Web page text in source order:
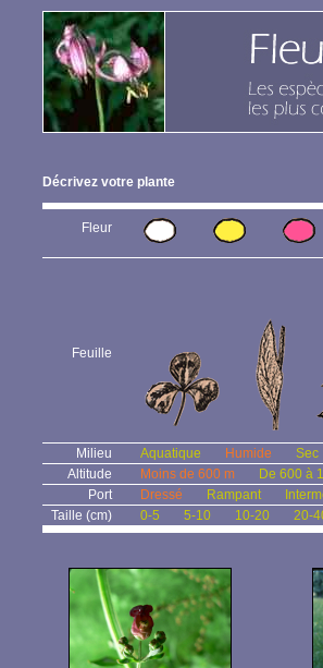
Décrivez votre plante
Fleur
Feuille
Milieu Aquatique Humide
Sec
Altitude
Moins de 600 m
De 600 à
Port
Dressé Rampant
Taille (cm)
0-5 5-10 10-20 20-